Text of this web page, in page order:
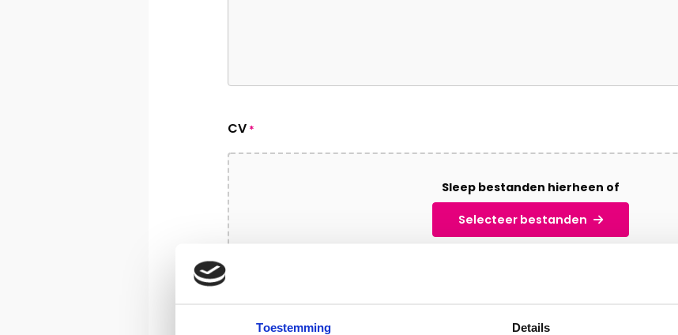
Toestemming Details
CV *
Sleep bestanden hierheen of
Selecteer bestanden